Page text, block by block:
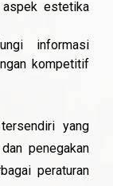
estetika
informasi
kompetitif
yang
penegakan
peraturan